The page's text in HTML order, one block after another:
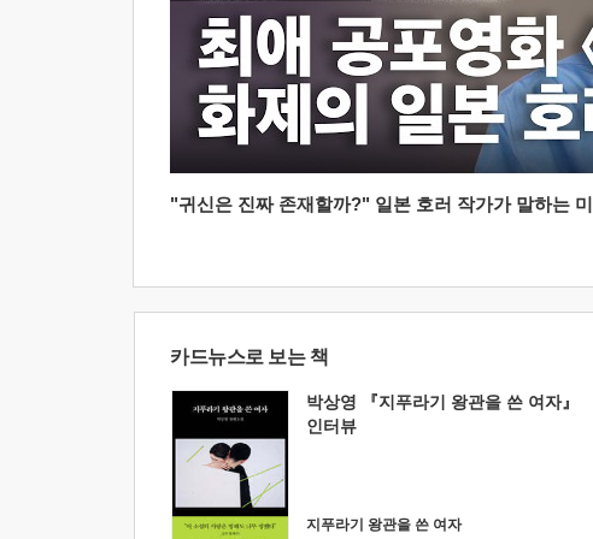
"귀신은 진짜 존재할까?" 일본 호러 작가가 말하는
카드뉴스로 보는 책
박상영 『지푸라기 왕관을 쓴 여자』
인터뷰
지푸라기 왕관을 쓴 여자